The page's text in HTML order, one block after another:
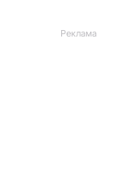
Реклама